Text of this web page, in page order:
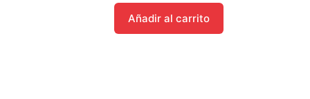
Añadir al carrito